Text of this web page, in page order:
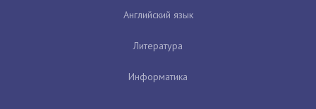
Английский язык
Литература
Информатика